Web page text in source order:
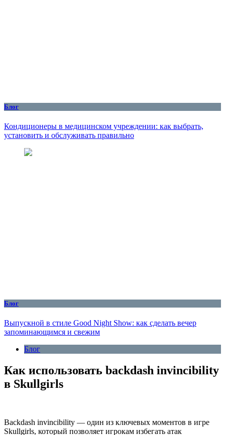
Блог
Кондиционеры в медицинском учреждении: как выбрать,
установить и обслуживать правильно
Блог
Выпускной в стиле Good Night Show: как сделать вечер
запоминающимся и свежим
Блог
Как использовать backdash invincibility
в Skullgirls
Backdash invincibility — один из ключевых моментов в игре
Skullgirls, который позволяет игрокам избегать атак